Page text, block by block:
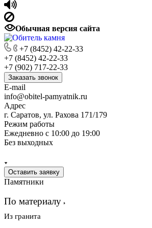
Обычная версия сайта
+7 (8452) 42-22-33
+7 (8452) 42-22-33
+7 (902) 717-22-33
Заказать звонок
E-mail
info@obitel-pamyatnik.ru
Адрес
г. Саратов, ул. Рахова 171/179
Режим работы
Ежедневно с 10:00 до 19:00
Без выходных
Оставить заявку
Памятники
По материалу
Из гранита